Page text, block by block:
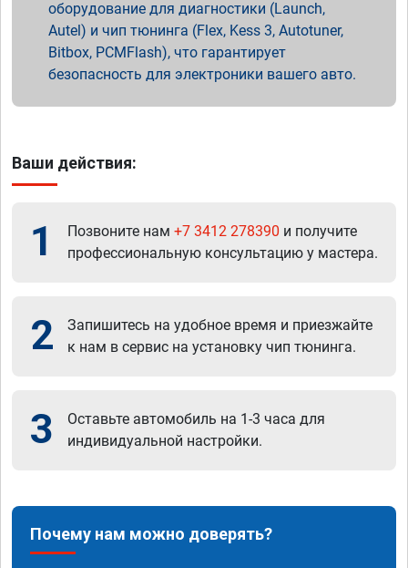
оборудование для диагностики (Launch,
Autel) и чип тюнинга (Flex, Kess 3, Autotuner,
Bitbox, PCMFlash), что гарантирует
безопасность для электроники вашего авто.
Ваши действия:
1 Позвоните нам +7 3412 278390 и получите
профессиональную консультацию у мастера.
2
Запишитесь на удобное время и приезжайте
к нам в сервис на установку чип тюнинга.
3
Оставьте автомобиль на 1-3 часа для
индивидуальной настройки.
Почему нам можно доверять?